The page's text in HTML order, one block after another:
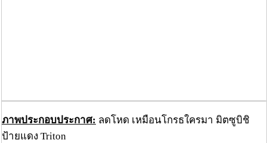
ภาพประกอบประกาศ: ลดโหด เหมือนโกรธใครมา มิตซูบิชิ
ป้ายแดง Triton